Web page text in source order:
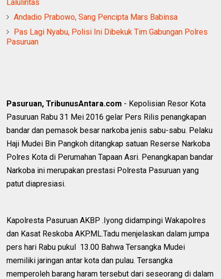
Lalulintas
Andadio Prabowo, Sang Pencipta Mars Babinsa
Pas Lagi Nyabu, Polisi Ini Dibekuk Tim Gabungan Polres
Pasuruan
Pasuruan, TribunusAntara.com - Kepolisian Resor Kota
Pasuruan Rabu 31 Mei 2016 gelar Pers Rilis penangkapan
bandar dan pemasok besar narkoba jenis sabu-sabu. Pelaku
Haji Mudei Bin Pangkoh ditangkap satuan Reserse Narkoba
Polres Kota di Perumahan Tapaan Asri. Penangkapan bandar
Narkoba ini merupakan prestasi Polresta Pasuruan yang
patut diapresiasi.
Kapolresta Pasuruan AKBP .Iyong didampingi Wakapolres
dan Kasat Reskoba AKP.ML.Tadu menjelaskan dalam jumpa
pers hari Rabu pukul 13.00 Bahwa Tersangka Mudei
memiliki jaringan antar kota dan pulau. Tersangka
memperoleh barang haram tersebut dari seseorang di dalam